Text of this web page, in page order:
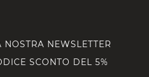
NOSTRA NEWSLETTER
SCONTO DEL 5%